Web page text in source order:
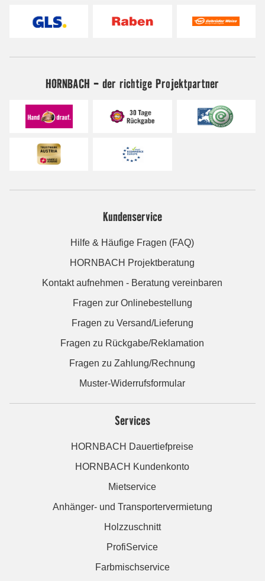
HORNBACH - der richtige Projektpartner
Kundenservice
Hilfe & Häufige Fragen (FAQ)
HORNBACH Projektberatung
Kontakt aufnehmen - Beratung vereinbaren
Fragen zur Onlinebestellung
Fragen zu Versand/Lieferung
Fragen zu Rückgabe/Reklamation
Fragen zu Zahlung/Rechnung
Muster-Widerrufsformular
Services
HORNBACH Dauertiefpreise
HORNBACH Kundenkonto
Mietservice
Anhänger- und Transportervermietung
Holzzuschnitt
ProfiService
Farbmischservice